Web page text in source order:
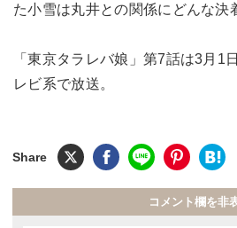
た小雪は丸井との関係にどんな決
「東京タラレバ娘」第7話は3月1
レビ系で放送。
コメント欄を非